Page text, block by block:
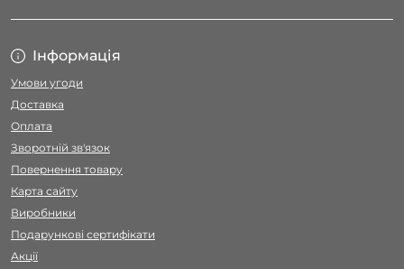
Інформація
Умови угоди
Доставка
Оплата
Зворотній зв'язок
Повернення товару
Карта сайту
Виробники
Подарункові сертифікати
Акції